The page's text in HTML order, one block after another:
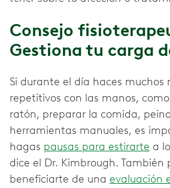
Consejo
Gestiona tu carga
Si durante el día haces muchos
repetitivos con las manos,
ratón, preparar la comida,
herramientas manuales, es
hagas pausas para estirarte a
dice el Dr. Kimbrough. También
beneficiarte de una evaluación